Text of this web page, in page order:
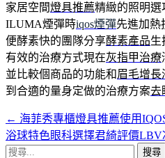
家居空間燈具推薦精緻的照明選
ILUMA煙彈時iqos煙彈先進加熱
便酵素快的團隊分享酵素產品生
有效的治療方式現在灰指甲治療
並比較個商品的功能和眉毛增長
到合適的量身定做的治療方案去
文
章
← 海菲秀專櫃燈具推薦使用
浴球特色眼科選擇君綺評價
搜